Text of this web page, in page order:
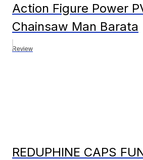
Action Figure Power
Chainsaw Man Barata
Review
REDUPHINE CAPS